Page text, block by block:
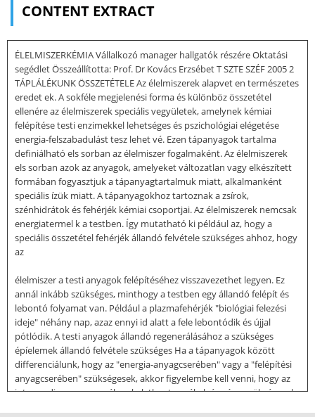
CONTENT EXTRACT
ÉLELMISZERKÉMIA Vállalkozó manager hallgatók részére Oktatási
segédlet Összeállította: Prof. Dr Kovács Erzsébet T SZTE SZÉF 2005 2
TÁPLÁLÉKUNK ÖSSZETÉTELE Az élelmiszerek alapvet en természetes
eredet ek. A sokféle megjelenési forma és különböz összetétel
ellenére az élelmiszerek speciális vegyületek, amelynek kémiai
felépítése testi enzimekkel lehetséges és pszichológiai elégetése
energia-felszabadulást tesz lehet vé. Ezen tápanyagok tartalma
definiálható els sorban az élelmiszer fogalmaként. Az élelmiszerek
els sorban azok az anyagok, amelyeket változatlan vagy elkészített
formában fogyasztjuk a tápanyagtartalmuk miatt, alkalmanként
speciális ízük miatt. A tápanyagokhoz tartoznak a zsírok,
szénhidrátok és fehérjék kémiai csoportjai. Az élelmiszerek nemcsak
energiatermel k a testben. Így mutatható ki például az, hogy a
speciális összetétel fehérjék állandó felvétele szükséges ahhoz, hogy
az
élelmiszer a testi anyagok felépítéséhez visszavezethet legyen. Ez
annál inkább szükséges, minthogy a testben egy állandó felépít és
lebontó folyamat van. Például a plazmafehérjék "biológiai felezési
ideje" néhány nap, azaz ennyi id alatt a fele lebontódik és újjal
pótlódik. A testi anyagok állandó regenerálásához a szükséges
épíelemek állandó felvétele szükséges Ha a tápanyagok között
differenciálunk, hogy az "energia-anyagcserében" vagy a "felépítési
anyagcserében" szükségesek, akkor figyelembe kell venni, hogy az
intermedier anyagcserében keletkez termékek éppúgy szükségesek